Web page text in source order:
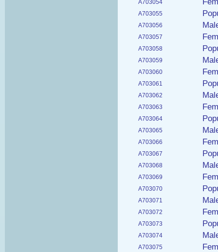
A703054
A703055
A703056
A703057
A703058
A703059
A703060
A703061
A703062
A703063
A703064
A703065
A703066
A703067
A703068
A703069
A703070
A703071
A703072
A703073
A703074
A703075